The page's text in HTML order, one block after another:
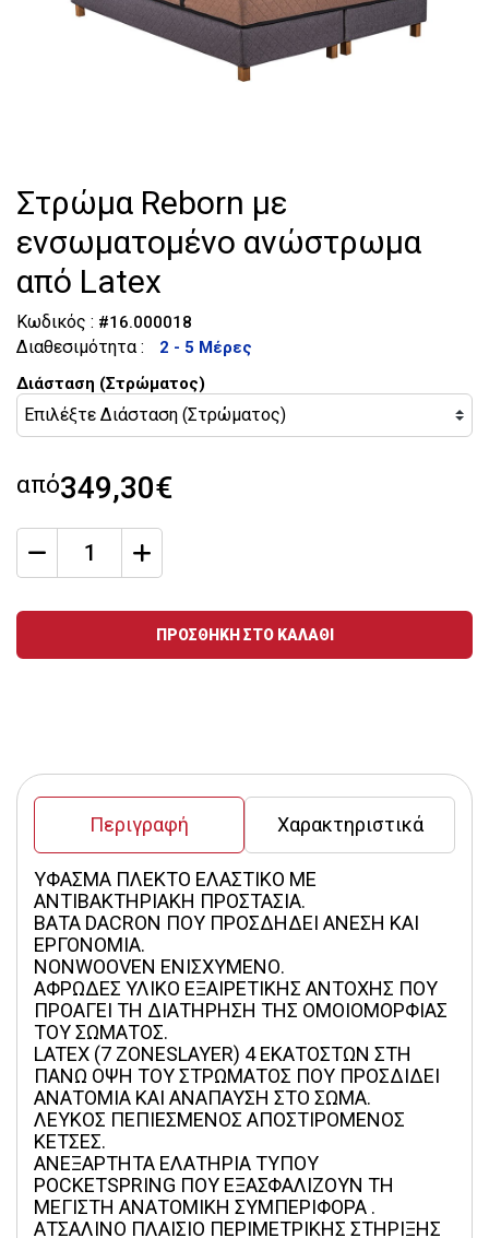
Στρώμα Reborn με
ενσωματομένο ανώστρωμα
από Latex
Κωδικός : #16.000018
Διαθεσιμότητα :
2 - 5 Μέρες
Διάσταση (Στρώματος)
από349,30€
qty
ΠΡΟΣΘΗΚΗ ΣΤΟ ΚΑΛΑΘΙ
Περιγραφή Χαρακτηριστικά
ΥΦΑΣΜΑ ΠΛΕΚΤΟ ΕΛΑΣΤΙΚΟ ME
ΑΝΤΙΒΑΚΤΗΡΙΑΚΗ ΠΡΟΣΤΑΣΙΑ.
ΒΑΤΑ DACRON ΠΟΥ ΠΡΟΣΔΗΔΕΙ ΑΝΕΣΗ ΚΑΙ
ΕΡΓΟΝΟΜΙΑ.
NONWOOVEN ΕΝΙΣΧYΜΕΝΟ.
ΑΦΡΩΔΕΣ ΥΛΙΚΟ ΕΞΑΙΡΕΤΙΚΗΣ ΑΝΤΟΧΗΣ ΠΟΥ
ΠΡΟΑΓΕΙ ΤΗ ΔΙΑΤΗΡΗΣΗ ΤΗΣ ΟΜΟΙΟΜΟΡΦΙΑΣ
ΤΟΥ ΣΩΜΑΤΟΣ.
LATEX (7 ZONESLAYER) 4 ΕΚΑΤΟΣΤΩΝ ΣΤΗ
ΠΑΝΩ ΟΨΗ ΤΟΥ ΣΤΡΩΜΑΤΟΣ ΠΟΥ ΠΡΟΣΔΙΔΕΙ
ΑΝΑΤΟΜΙΑ ΚΑΙ ΑΝΑΠΑΥΣΗ ΣΤΟ ΣΩΜΑ.
ΛΕΥΚΟΣ ΠΕΠΙΕΣΜΕΝΟΣ ΑΠΟΣΤΙΡΟΜΕΝΟΣ
ΚΕΤΣΕΣ.
ΑΝΕΞΑΡΤΗΤΑ ΕΛΑΤΗΡΙΑ ΤΥΠΟΥ
POCKETSPRING ΠΟΥ ΕΞΑΣΦΑΛΙΖΟΥΝ ΤΗ
ΜΕΓΙΣΤΗ ΑΝΑΤΟΜΙΚΗ ΣΥΜΠΕΡΙΦΟΡΑ .
ΑΤΣΑΛΙΝΟ ΠΛΑΙΣΙΟ ΠΕΡΙΜΕΤΡΙΚΗΣ ΣΤΗΡΙΞΗΣ